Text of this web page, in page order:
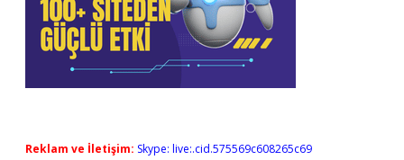
Reklam ve İletişim: Skype: live:.cid.575569c608265c69